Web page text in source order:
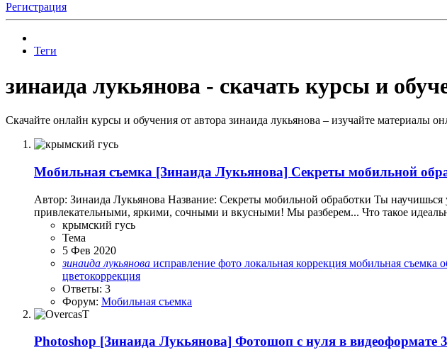
Регистрация
Теги
зинаида лукьянова - скачать курсы и
Скачайте онлайн курсы и обучения от автора зинаида лукьянова – изучайте материалы
Мобильная съемка [Зинаида Лукьянова] Секреты мобильной
Автор: Зинаида Лукьянова Название: Секреты мобильной обработки Ты
привлекательными, яркими, сочными и вкусными! Мы разберем... Что такое
крымский гусь
Тема
5 Фев 2020
зинаида лукьянова исправление фото локальная коррекция мобильная съемка
цветокоррекция
Ответы: 3
Форум: Мобильная съемка
Photoshop [Зинаида Лукьянова] Фотошоп с нуля в видеоформате